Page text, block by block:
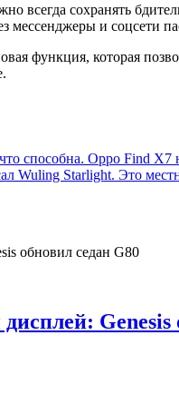
всегда сохранять
мессенджеры и соцсети
функция, которая
способна. Oppo Find
Wuling Starlight. Это
Genesis